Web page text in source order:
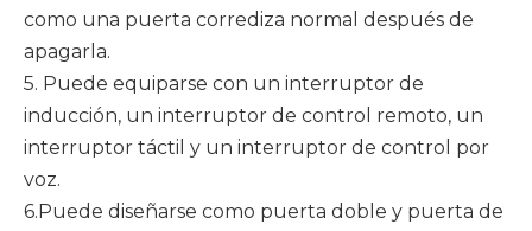
como una puerta corrediza normal después de
apagarla.
5. Puede equiparse con un interruptor de
inducción, un interruptor de control remoto, un
interruptor táctil y un interruptor de control por
voz.
6.Puede diseñarse como puerta doble y puerta de